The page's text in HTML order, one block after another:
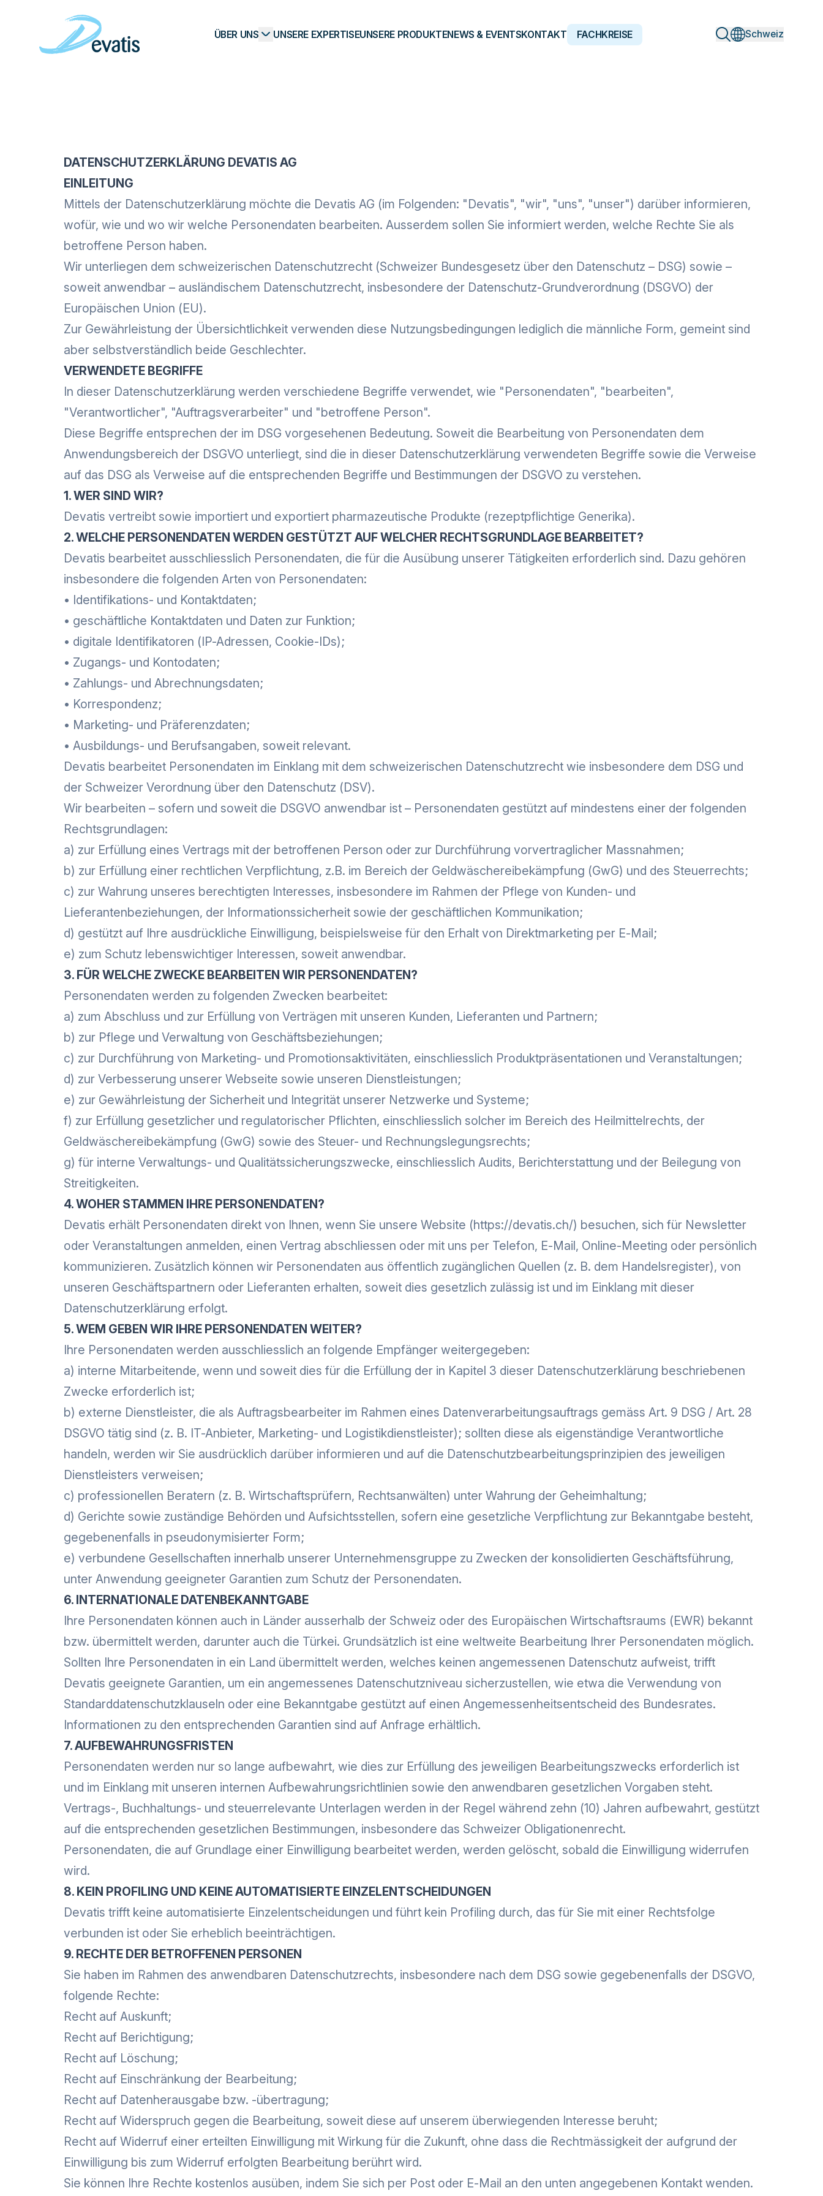
ÜBER UNS UNSERE EXPERTISEUNSERE PRODUKTENEWS & EVENTSKONTAKT FACHKREISE Schweiz
DATENSCHUTZERKLÄRUNG DEVATIS AG
EINLEITUNG
Mittels der Datenschutzerklärung möchte die Devatis AG (im Folgenden: "Devatis", "wir", "uns", "unser") darüber informieren,
wofür, wie und wo wir welche Personendaten bearbeiten. Ausserdem sollen Sie informiert werden, welche Rechte Sie als
betroffene Person haben.
Wir unterliegen dem schweizerischen Datenschutzrecht (Schweizer Bundesgesetz über den Datenschutz – DSG) sowie –
soweit anwendbar – ausländischem Datenschutzrecht, insbesondere der Datenschutz-Grundverordnung (DSGVO) der
Europäischen Union (EU).
Zur Gewährleistung der Übersichtlichkeit verwenden diese Nutzungsbedingungen lediglich die männliche Form, gemeint sind
aber selbstverständlich beide Geschlechter.
VERWENDETE BEGRIFFE
In dieser Datenschutzerklärung werden verschiedene Begriffe verwendet, wie "Personendaten", "bearbeiten",
"Verantwortlicher", "Auftragsverarbeiter" und "betroffene Person".
Diese Begriffe entsprechen der im DSG vorgesehenen Bedeutung. Soweit die Bearbeitung von Personendaten dem
Anwendungsbereich der DSGVO unterliegt, sind die in dieser Datenschutzerklärung verwendeten Begriffe sowie die Verweise
auf das DSG als Verweise auf die entsprechenden Begriffe und Bestimmungen der DSGVO zu verstehen.
1. WER SIND WIR?
Devatis vertreibt sowie importiert und exportiert pharmazeutische Produkte (rezeptpflichtige Generika).
2. WELCHE PERSONENDATEN WERDEN GESTÜTZT AUF WELCHER RECHTSGRUNDLAGE BEARBEITET?
Devatis bearbeitet ausschliesslich Personendaten, die für die Ausübung unserer Tätigkeiten erforderlich sind. Dazu gehören
insbesondere die folgenden Arten von Personendaten:
• Identifikations- und Kontaktdaten;
• geschäftliche Kontaktdaten und Daten zur Funktion;
• digitale Identifikatoren (IP-Adressen, Cookie-IDs);
• Zugangs- und Kontodaten;
• Zahlungs- und Abrechnungsdaten;
• Korrespondenz;
• Marketing- und Präferenzdaten;
• Ausbildungs- und Berufsangaben, soweit relevant.
Devatis bearbeitet Personendaten im Einklang mit dem schweizerischen Datenschutzrecht wie insbesondere dem DSG und
der Schweizer Verordnung über den Datenschutz (DSV).
Wir bearbeiten – sofern und soweit die DSGVO anwendbar ist – Personendaten gestützt auf mindestens einer der folgenden
Rechtsgrundlagen:
a) zur Erfüllung eines Vertrags mit der betroffenen Person oder zur Durchführung vorvertraglicher Massnahmen;
b) zur Erfüllung einer rechtlichen Verpflichtung, z.B. im Bereich der Geldwäschereibekämpfung (GwG) und des Steuerrechts;
c) zur Wahrung unseres berechtigten Interesses, insbesondere im Rahmen der Pflege von Kunden- und
Lieferantenbeziehungen, der Informationssicherheit sowie der geschäftlichen Kommunikation;
d) gestützt auf Ihre ausdrückliche Einwilligung, beispielsweise für den Erhalt von Direktmarketing per E-Mail;
e) zum Schutz lebenswichtiger Interessen, soweit anwendbar.
3. FÜR WELCHE ZWECKE BEARBEITEN WIR PERSONENDATEN?
Personendaten werden zu folgenden Zwecken bearbeitet:
a) zum Abschluss und zur Erfüllung von Verträgen mit unseren Kunden, Lieferanten und Partnern;
b) zur Pflege und Verwaltung von Geschäftsbeziehungen;
c) zur Durchführung von Marketing- und Promotionsaktivitäten, einschliesslich Produktpräsentationen und Veranstaltungen;
d) zur Verbesserung unserer Webseite sowie unseren Dienstleistungen;
e) zur Gewährleistung der Sicherheit und Integrität unserer Netzwerke und Systeme;
f) zur Erfüllung gesetzlicher und regulatorischer Pflichten, einschliesslich solcher im Bereich des Heilmittelrechts, der
Geldwäschereibekämpfung (GwG) sowie des Steuer- und Rechnungslegungsrechts;
g) für interne Verwaltungs- und Qualitätssicherungszwecke, einschliesslich Audits, Berichterstattung und der Beilegung von
Streitigkeiten.
4. WOHER STAMMEN IHRE PERSONENDATEN?
Devatis erhält Personendaten direkt von Ihnen, wenn Sie unsere Website (https://devatis.ch/) besuchen, sich für Newsletter
oder Veranstaltungen anmelden, einen Vertrag abschliessen oder mit uns per Telefon, E-Mail, Online-Meeting oder persönlich
kommunizieren. Zusätzlich können wir Personendaten aus öffentlich zugänglichen Quellen (z. B. dem Handelsregister), von
unseren Geschäftspartnern oder Lieferanten erhalten, soweit dies gesetzlich zulässig ist und im Einklang mit dieser
Datenschutzerklärung erfolgt.
5. WEM GEBEN WIR IHRE PERSONENDATEN WEITER?
Ihre Personendaten werden ausschliesslich an folgende Empfänger weitergegeben:
a) interne Mitarbeitende, wenn und soweit dies für die Erfüllung der in Kapitel 3 dieser Datenschutzerklärung beschriebenen
Zwecke erforderlich ist;
b) externe Dienstleister, die als Auftragsbearbeiter im Rahmen eines Datenverarbeitungsauftrags gemäss Art. 9 DSG / Art. 28
DSGVO tätig sind (z. B. IT-Anbieter, Marketing- und Logistikdienstleister); sollten diese als eigenständige Verantwortliche
handeln, werden wir Sie ausdrücklich darüber informieren und auf die Datenschutzbearbeitungsprinzipien des jeweiligen
Dienstleisters verweisen;
c) professionellen Beratern (z. B. Wirtschaftsprüfern, Rechtsanwälten) unter Wahrung der Geheimhaltung;
d) Gerichte sowie zuständige Behörden und Aufsichtsstellen, sofern eine gesetzliche Verpflichtung zur Bekanntgabe besteht,
gegebenenfalls in pseudonymisierter Form;
e) verbundene Gesellschaften innerhalb unserer Unternehmensgruppe zu Zwecken der konsolidierten Geschäftsführung,
unter Anwendung geeigneter Garantien zum Schutz der Personendaten.
6. INTERNATIONALE DATENBEKANNTGABE
Ihre Personendaten können auch in Länder ausserhalb der Schweiz oder des Europäischen Wirtschaftsraums (EWR) bekannt
bzw. übermittelt werden, darunter auch die Türkei. Grundsätzlich ist eine weltweite Bearbeitung Ihrer Personendaten möglich.
Sollten Ihre Personendaten in ein Land übermittelt werden, welches keinen angemessenen Datenschutz aufweist, trifft
Devatis geeignete Garantien, um ein angemessenes Datenschutzniveau sicherzustellen, wie etwa die Verwendung von
Standarddatenschutzklauseln oder eine Bekanntgabe gestützt auf einen Angemessenheitsentscheid des Bundesrates.
Informationen zu den entsprechenden Garantien sind auf Anfrage erhältlich.
7. AUFBEWAHRUNGSFRISTEN
Personendaten werden nur so lange aufbewahrt, wie dies zur Erfüllung des jeweiligen Bearbeitungszwecks erforderlich ist
und im Einklang mit unseren internen Aufbewahrungsrichtlinien sowie den anwendbaren gesetzlichen Vorgaben steht.
Vertrags-, Buchhaltungs- und steuerrelevante Unterlagen werden in der Regel während zehn (10) Jahren aufbewahrt, gestützt
auf die entsprechenden gesetzlichen Bestimmungen, insbesondere das Schweizer Obligationenrecht.
Personendaten, die auf Grundlage einer Einwilligung bearbeitet werden, werden gelöscht, sobald die Einwilligung widerrufen
wird.
8. KEIN PROFILING UND KEINE AUTOMATISIERTE EINZELENTSCHEIDUNGEN
Devatis trifft keine automatisierte Einzelentscheidungen und führt kein Profiling durch, das für Sie mit einer Rechtsfolge
verbunden ist oder Sie erheblich beeinträchtigen.
9. RECHTE DER BETROFFENEN PERSONEN
Sie haben im Rahmen des anwendbaren Datenschutzrechts, insbesondere nach dem DSG sowie gegebenenfalls der DSGVO,
folgende Rechte:
Recht auf Auskunft;
Recht auf Berichtigung;
Recht auf Löschung;
Recht auf Einschränkung der Bearbeitung;
Recht auf Datenherausgabe bzw. -übertragung;
Recht auf Widerspruch gegen die Bearbeitung, soweit diese auf unserem überwiegenden Interesse beruht;
Recht auf Widerruf einer erteilten Einwilligung mit Wirkung für die Zukunft, ohne dass die Rechtmässigkeit der aufgrund der
Einwilligung bis zum Widerruf erfolgten Bearbeitung berührt wird.
Sie können Ihre Rechte kostenlos ausüben, indem Sie sich per Post oder E-Mail an den unten angegebenen Kontakt wenden.